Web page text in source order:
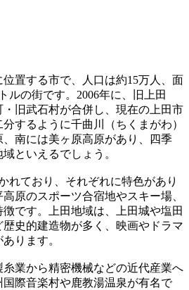
位置する市で、人口は約15万人、面
ルの街です。2006年に、旧上田
旧武石村が合併し、現在の上田市
するように千曲川（ちくまがわ）
南には美ヶ原高原があり、四季
といえるでしょう。
れており、それぞれに特色があり
原のスポーツ合宿地やスキー場、
です。上田地域は、上田城や塩田
史的建造物が多く、映画やドラマ
ります。
業から精密機械などの近代産業へ
際音楽村や鹿教湯温泉が有名で